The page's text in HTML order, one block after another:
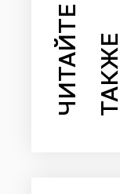
ЧИТАЙТЕ ТАКЖЕ